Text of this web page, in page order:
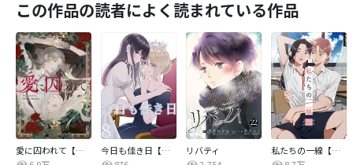
この作品の読者によく読まれている作品
愛に囚われて【タテヨミ】
今日も佳き日【連載版】
リバティ
私たちの一線【タテヨミ】